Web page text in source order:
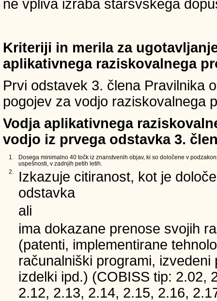
ne vpliva izraba staršvskega
Kriteriji in merila za
aplikativnega raziskovalnega
Prvi odstavek 3. člena Pravilnika
pogojev za vodjo raziskovalnega
Vodja aplikativnega
vodjo iz prvega odstavka 3.
1.
Dosega minimalno 40 točk iz znanstvenih objav, ki so določene v
uspešnosti, v zadnjih petih letih.
2.
Izkazuje citiranost, kot je
odstavka
ali
ima dokazane prenose svojih
(patenti, implementirane
računalniški programi, izvedeni
izdelki ipd.) (COBISS tip: 2.02,
2.12, 2.13, 2.14, 2.15, 2.16,